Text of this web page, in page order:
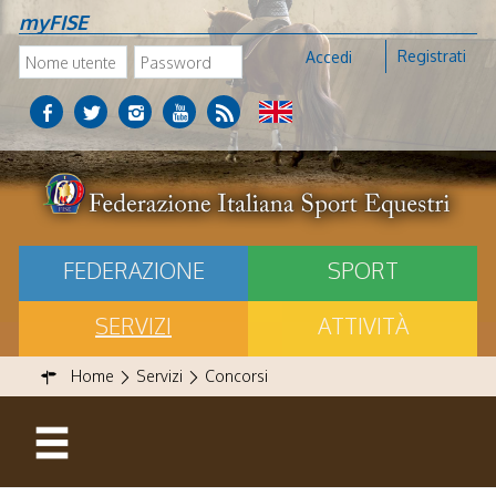
myFISE
Accedi Registrati
FEDERAZIONE
SPORT
SERVIZI
ATTIVITÀ
Home Servizi Concorsi